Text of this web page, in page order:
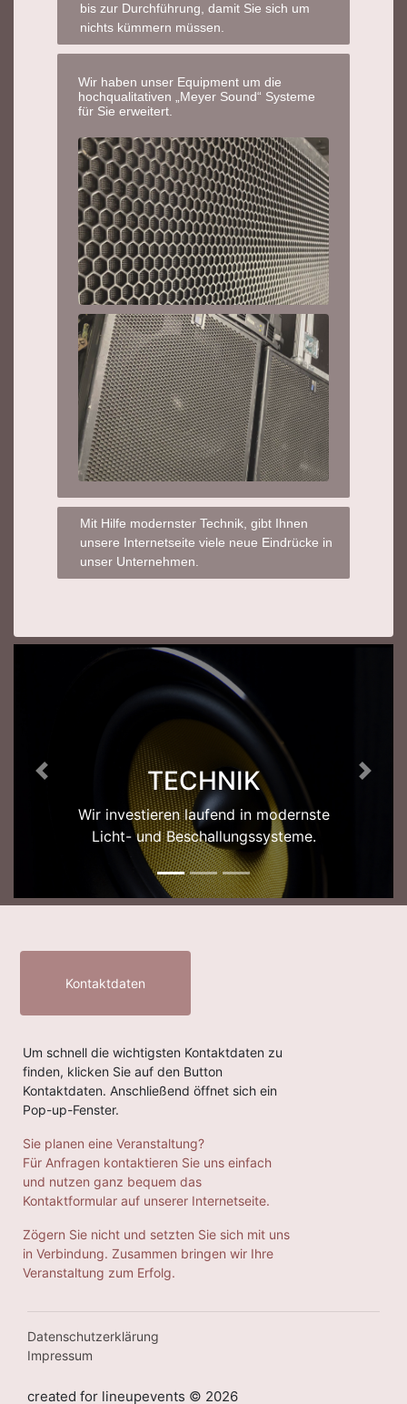
bis zur Durchführung, damit Sie sich um
nichts kümmern müssen.
Wir haben unser Equipment um die
hochqualitativen „Meyer Sound“ Systeme
für Sie erweitert.
Mit Hilfe modernster Technik, gibt Ihnen
unsere Internetseite viele neue Eindrücke in
unser Unternehmen.
ORGANISATION
Planung und Organisation für einen
guten Ablauf ist uns sehr wichtig.
Kontaktdaten
Um schnell die wichtigsten Kontaktdaten zu
finden, klicken Sie auf den Button
Kontaktdaten. Anschließend öffnet sich ein
Pop-up-Fenster.
Sie planen eine Veranstaltung?
Für Anfragen kontaktieren Sie uns einfach
und nutzen ganz bequem das
Kontaktformular auf unserer Internetseite.
Zögern Sie nicht und setzten Sie sich mit uns
in Verbindung. Zusammen bringen wir Ihre
Veranstaltung zum Erfolg.
Datenschutzerklärung
Impressum
created for lineupevents © 2026